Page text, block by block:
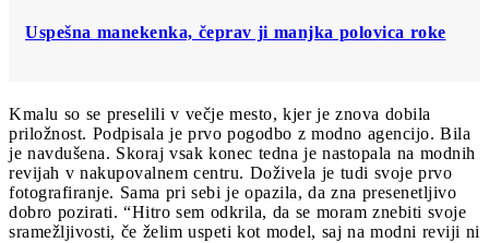
Uspešna manekenka, čeprav ji manjka polovica roke
Kmalu so se preselili v večje mesto, kjer je znova dobila
priložnost. Podpisala je prvo pogodbo z modno agencijo. Bila
je navdušena. Skoraj vsak konec tedna je nastopala na modnih
revijah v nakupovalnem centru. Doživela je tudi svoje prvo
fotografiranje. Sama pri sebi je opazila, da zna presenetljivo
dobro pozirati. “Hitro sem odkrila, da se moram znebiti svoje
sramežljivosti, če želim uspeti kot model, saj na modni reviji ni